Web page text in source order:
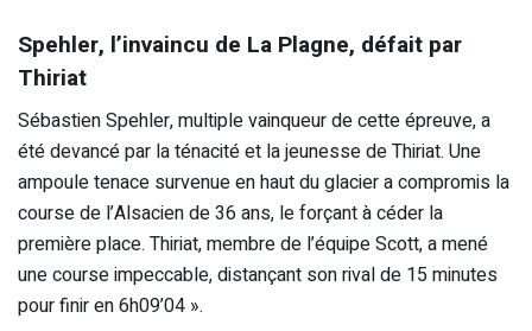
Spehler, l’invaincu de La Plagne, défait par
Thiriat
Sébastien Spehler, multiple vainqueur de cette épreuve, a
été devancé par la ténacité et la jeunesse de Thiriat. Une
ampoule tenace survenue en haut du glacier a compromis la
course de l’Alsacien de 36 ans, le forçant à céder la
première place. Thiriat, membre de l’équipe Scott, a mené
une course impeccable, distançant son rival de 15 minutes
pour finir en 6h09’04 ».